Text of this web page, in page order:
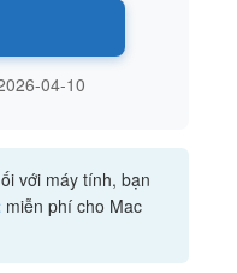
04-10
với máy tính, bạn
miễn phí cho Mac